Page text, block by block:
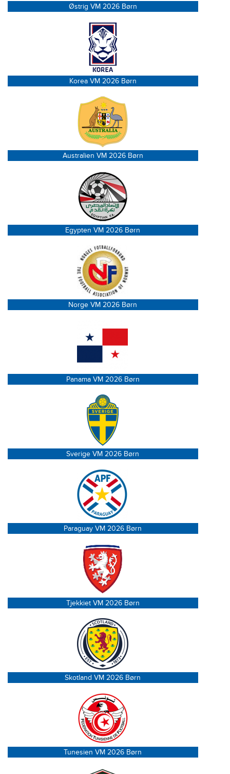
Østrig VM 2026 Børn
Korea VM 2026 Børn
Australien VM 2026 Børn
Egypten VM 2026 Børn
Norge VM 2026 Børn
Panama VM 2026 Børn
Sverige VM 2026 Børn
Paraguay VM 2026 Børn
Tjekkiet VM 2026 Børn
Skotland VM 2026 Børn
Tunesien VM 2026 Børn